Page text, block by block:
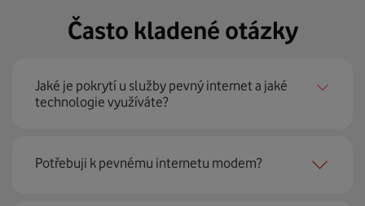
Často kladené otázky
Jaké je pokrytí u služby pevný internet a jaké
technologie využíváte?
Pevný internet můžeme nabídnout
domácností
Potřebuji k pevnému internetu modem?